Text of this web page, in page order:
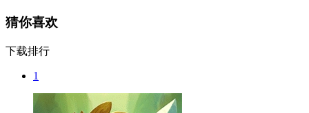
猜你喜欢
下载排行
1